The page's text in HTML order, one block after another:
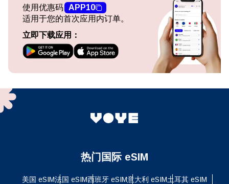
使用优惠码 APP10
适用于您的首次应用内订单。
立即下载应用：
热门国际 eSIM
美国 eSIM法国 eSIM西班牙 eSIM意大利 eSIM土耳其 eSIM